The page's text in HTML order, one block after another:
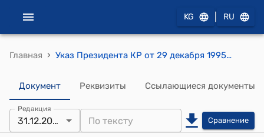
KG RU
Главная › Указ Президента КР от 29 декабря 1995 года УП N 354 "О разработке экономической стратегии развития Кыргызской Республики на период до 2005 года и индикативного социально-экономического плана на 1996-1998 годы"
Документ Реквизиты Ссылающиеся документы
Редакция
31.12.2021 Сравнение